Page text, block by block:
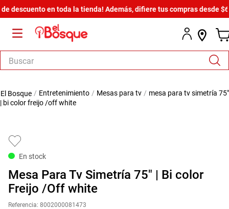
en toda la tienda! Además, difiere tus compras desde $600
Buscar
entretenimiento mesas para tv
mesa para tv simetría 75"
| bi color freijo /off white
En stock
Mesa Para Tv Simetría 75" | Bi color
Freijo /Off white
Referencia: 8002000081473
1.
salas
.
6.
cama
7.
comoda